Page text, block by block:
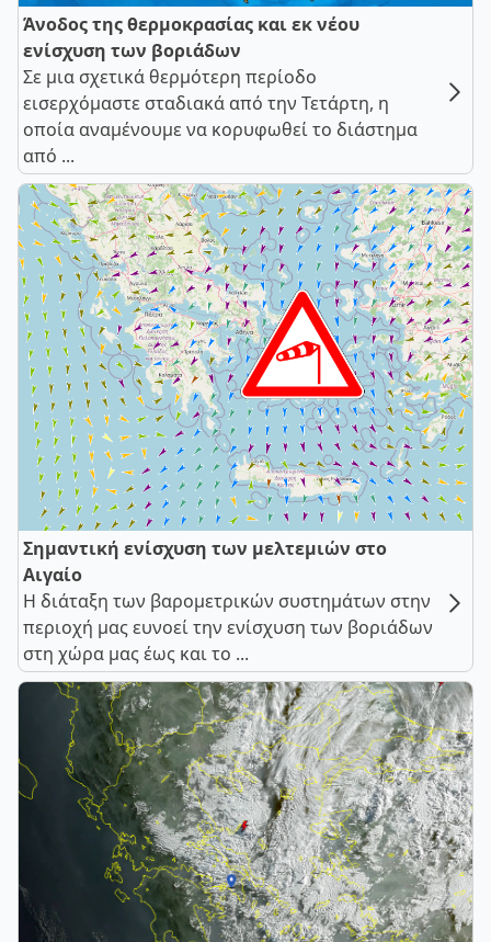
Άνοδος της θερμοκρασίας και εκ νέου
ενίσχυση των βοριάδων
Σε μια σχετικά θερμότερη περίοδο
εισερχόμαστε σταδιακά από την Τετάρτη, η
οποία αναμένουμε να κορυφωθεί το διάστημα
από ...
Σημαντική ενίσχυση των μελτεμιών στο
Αιγαίο
Η διάταξη των βαρομετρικών συστημάτων στην
περιοχή μας ευνοεί την ενίσχυση των βοριάδων
στη χώρα μας έως και το ...